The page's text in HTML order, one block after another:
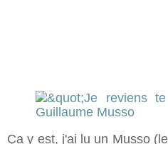
Ça y est, j'ai lu un Musso